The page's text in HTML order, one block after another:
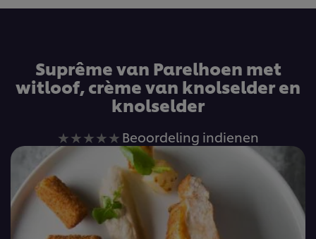
Suprême van Parelhoen met
witloof, crème van knolselder en
knolselder
Geen
beoordelingen
ingediend
voor
deze
recipe
Beoordeling indienen